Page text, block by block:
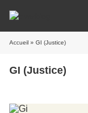
Accueil » GI (Justice)
GI (Justice)